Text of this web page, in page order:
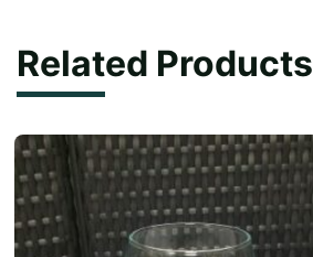
Related Products